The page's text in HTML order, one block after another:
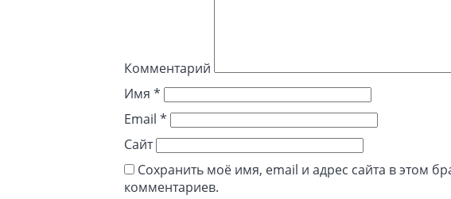
Комментарий
Имя *
Email *
Сайт
Сохранить моё имя, email и адрес сайта в этом
комментариев.